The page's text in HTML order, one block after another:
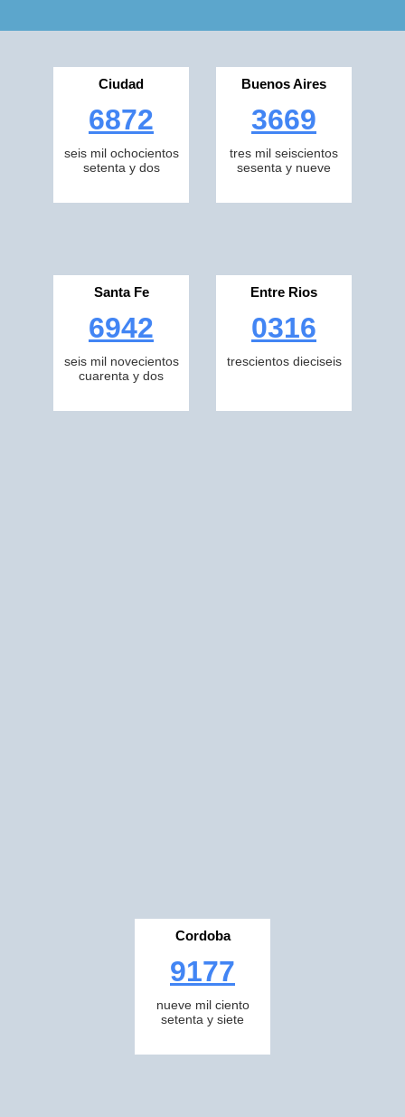
Ciudad
6872
seis mil ochocientos
setenta y dos
Buenos Aires
3669
tres mil seiscientos
sesenta y nueve
Santa Fe
6942
seis mil novecientos
cuarenta y dos
Entre Rios
0316
trescientos dieciseis
Cordoba
9177
nueve mil ciento
setenta y siete